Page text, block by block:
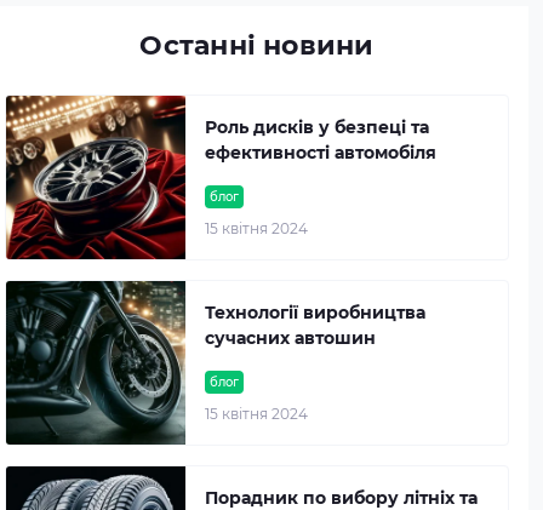
Останні новини
блог
15 квітня 2024
Роль дисків у безпеці та
ефективності автомобіля
блог
15 квітня 2024
Технології виробництва
сучасних автошин
Порадник по вибору літніх та